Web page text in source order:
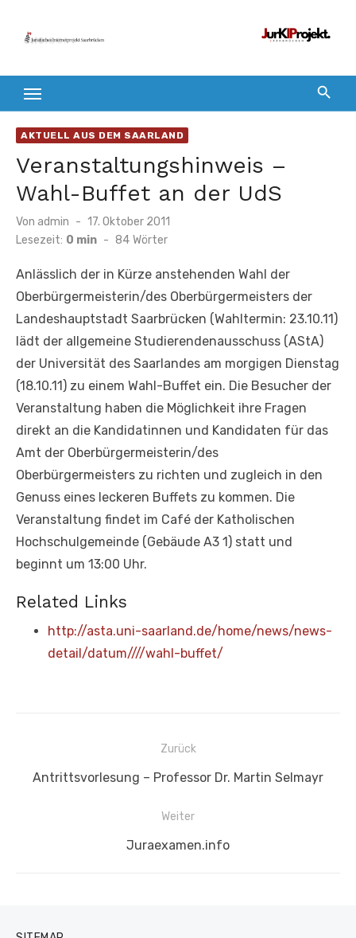
Inhalt
AKTUELL AUS DEM SAARLAND
Veranstaltungshinweis –
Wahl-Buffet an der UdS
Von admin
Veröffentlicht
am
17. Oktober 2011
Lesezeit: 0 min - 84 Wörter
Anlässlich der in Kürze anstehenden Wahl der
Oberbürgermeisterin/des Oberbürgermeisters der
Landeshauptstadt Saarbrücken (Wahltermin: 23.10.11)
lädt der allgemeine Studierendenausschuss (AStA)
der Universität des Saarlandes am morgigen Dienstag
(18.10.11) zu einem Wahl-Buffet ein. Die Besucher der
Veranstaltung haben die Möglichkeit ihre Fragen
direkt an die Kandidatinnen und Kandidaten für das
Amt der Oberbürgermeisterin/des
Oberbürgermeisters zu richten und zugleich in den
Genuss eines leckeren Buffets zu kommen. Die
Veranstaltung findet im Café der Katholischen
Hochschulgemeinde (Gebäude A3 1) statt und
beginnt um 13:00 Uhr.
Related Links
http://asta.uni-saarland.de/home/news/news-
detail/datum////wahl-buffet/
Beitragsnavigation
Zurück
Vorheriger
Antrittsvorlesung – Professor Dr. Martin Selmayr
Weiter
Nächster
Juraexamen.info